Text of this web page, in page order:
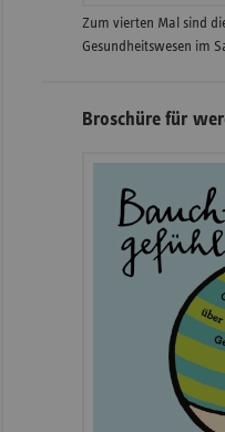
Zum vierten Mal sind
Gesundheitswesen im
Broschüre für